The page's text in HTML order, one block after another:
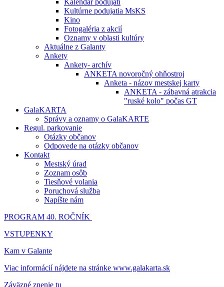
Kalendár podujatí
Kultúrne podujatia MsKS
Kino
Fotogaléria z akcií
Oznamy v oblasti kultúry
Aktuálne z Galanty
Ankety
Ankety- archív
ANKETA novoročný ohňostroj
Anketa - názov mestskej karty
ANKETA - zábavná atrakcia
"ruské kolo" počas GT
GalaKARTA
Správy a oznamy o GalaKARTE
Regul. parkovanie
Otázky občanov
Odpovede na otázky občanov
Kontakt
Mestský úrad
Zoznam osôb
Tiesňové volania
Poruchová služba
Napíšte nám
PROGRAM 40. ROČNÍK
VSTUPENKY
Kam v Galante
Viac informácií nájdete na stránke www.galakarta.sk
Záväzné znenie tu